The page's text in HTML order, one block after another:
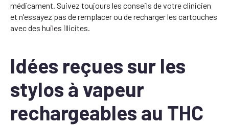
médicament. Suivez toujours les conseils de votre clinicien
et n'essayez pas de remplacer ou de recharger les cartouches
avec des huiles illicites.
Idées reçues sur les
stylos à vapeur
rechargeables au THC